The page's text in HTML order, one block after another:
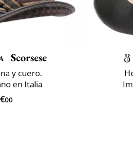
Scorsese
y cuero.
en Italia
00